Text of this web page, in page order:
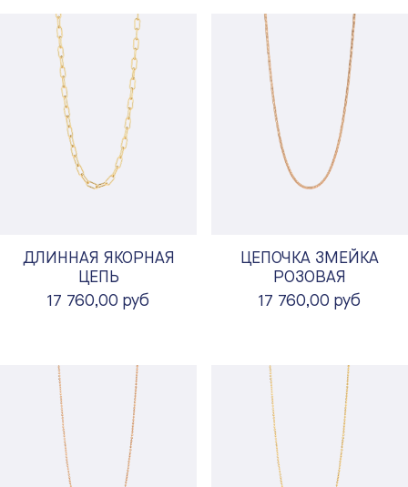
ДЛИННАЯ ЯКОРНАЯ
ЦЕПЬ
17 760,00 руб
ЦЕПОЧКА ЗМЕЙКА
РОЗОВАЯ
17 760,00 руб